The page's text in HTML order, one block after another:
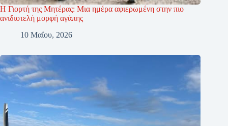
Η Γιορτή της Μητέρας: Μια ημέρα αφιερωμένη στην πιο
ανιδιοτελή μορφή αγάπης
10 Μαΐου, 2026